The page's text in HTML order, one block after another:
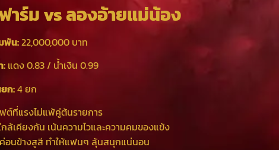
าร์ม vs ลองอ้ายแม่น้อง
พัน:22,000,000 บาท
: แดง 0.83 / น้ำเงิน 0.99
ก:4 ยก
ต์ที่แรงไม่แพ้คู่ต้นรายการ
ล้เคียงกัน เน้นความไวและความคมของแข้ง
ค่อนข้างสูสี ทำให้แฟนๆ ลุ้นสนุกแน่นอน